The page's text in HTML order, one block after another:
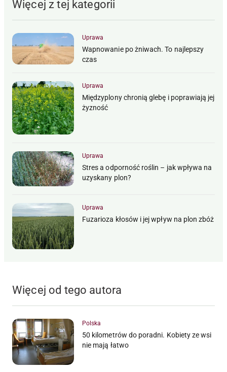
Więcej z tej kategorii
Uprawa
Wapnowanie po żniwach. To najlepszy
czas
Uprawa
Międzyplony chronią glebę i poprawiają jej
żyzność
Uprawa
Stres a odporność roślin – jak wpływa na
uzyskany plon?
Uprawa
Fuzarioza kłosów i jej wpływ na plon zbóż
Więcej od tego autora
Polska
50 kilometrów do poradni. Kobiety ze wsi
nie mają łatwo